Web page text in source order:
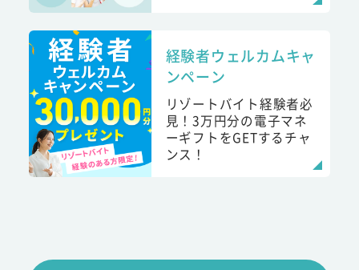
経験者ウェルカムキャ
ンペーン
リゾートバイト経験者必
見！3万円分の電子マネ
ーギフトをGETするチャ
ンス！